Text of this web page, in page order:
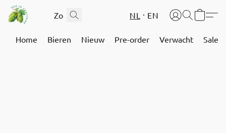
NL EN
Home Bieren Nieuw Pre-order Verwacht Sale